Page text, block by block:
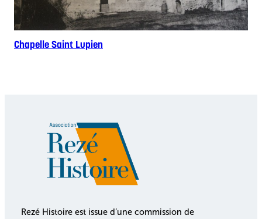
Chapelle Saint Lupien
Rezé Histoire est issue d’une commission de